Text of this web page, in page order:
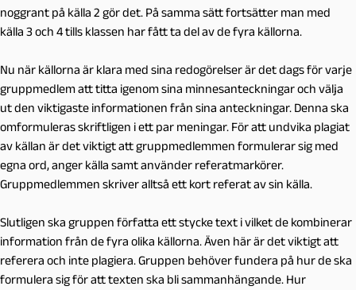
noggrant på källa 2 gör det. På samma sätt fortsätter man med
källa 3 och 4 tills klassen har fått ta del av de fyra källorna.
Nu när källorna är klara med sina redogörelser är det dags för varje
gruppmedlem att titta igenom sina minnesanteckningar och välja
ut den viktigaste informationen från sina anteckningar. Denna ska
omformuleras skriftligen i ett par meningar. För att undvika plagiat
av källan är det viktigt att gruppmedlemmen formulerar sig med
egna ord, anger källa samt använder referatmarkörer.
Gruppmedlemmen skriver alltså ett kort referat av sin källa.
Slutligen ska gruppen författa ett stycke text i vilket de kombinerar
information från de fyra olika källorna. Även här är det viktigt att
referera och inte plagiera. Gruppen behöver fundera på hur de ska
formulera sig för att texten ska bli sammanhängande. Hur